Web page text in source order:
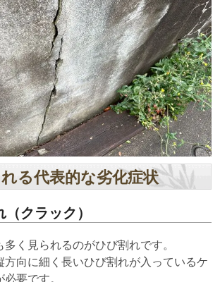
る代表的な劣化症状
クラック）
く見られるのがひび割れです。
方向に細く長いひび割れが入っているケ
要です。